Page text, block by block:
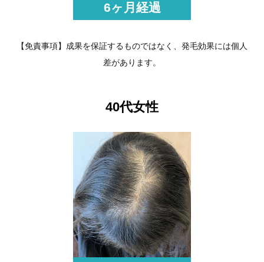
6ヶ月経過
【免責事項】成果を保証するものではなく、発毛効果には個人
差があります。
40代女性